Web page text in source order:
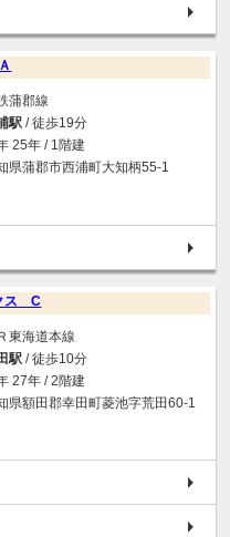
蒲郡線
駅 / 徒歩19分
25年 / 1階建
県蒲郡市西浦町大知柄55‐1
ス C
東海道本線
駅 / 徒歩10分
27年 / 2階建
県額田郡幸田町菱池字荒田60-1